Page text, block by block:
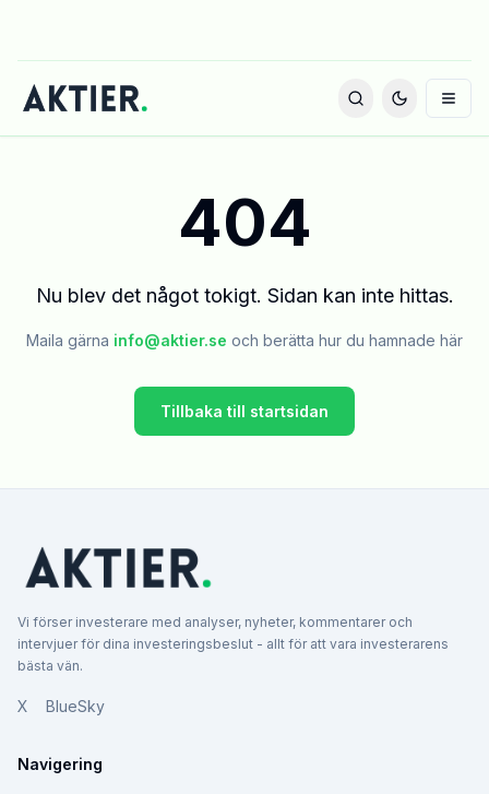
404
Nu blev det något tokigt. Sidan kan inte hittas.
Maila gärna info@aktier.se och berätta hur du hamnade här
Tillbaka till startsidan
Vi förser investerare med analyser, nyheter, kommentarer och
intervjuer för dina investeringsbeslut - allt för att vara investerarens
bästa vän.
X BlueSky
Navigering